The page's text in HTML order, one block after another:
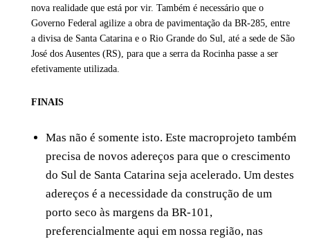
nova realidade que está por vir. Também é necessário que o
Governo Federal agilize a obra de pavimentação da BR-285, entre
a divisa de Santa Catarina e o Rio Grande do Sul, até a sede de São
José dos Ausentes (RS), para que a serra da Rocinha passe a ser
efetivamente utilizada.
FINAIS
Mas não é somente isto. Este macroprojeto também
precisa de novos adereços para que o crescimento
do Sul de Santa Catarina seja acelerado. Um destes
adereços é a necessidade da construção de um
porto seco às margens da BR-101,
preferencialmente aqui em nossa região, nas